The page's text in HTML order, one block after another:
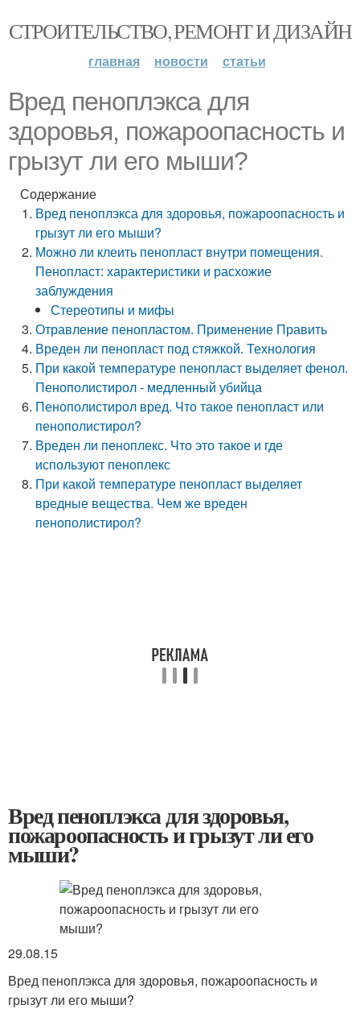
СТРОИТЕЛЬСТВО, РЕМОНТ И ДИЗАЙН
главная новости статьи
Вред пеноплэкса для
здоровья, пожароопасность и
грызут ли его мыши?
Содержание
Вред пеноплэкса для здоровья, пожароопасность и
грызут ли его мыши?
Можно ли клеить пенопласт внутри помещения.
Пенопласт: характеристики и расхожие
заблуждения
Стереотипы и мифы
Отравление пенопластом. Применение Править
Вреден ли пенопласт под стяжкой. Технология
При какой температуре пенопласт выделяет фенол.
Пенополистирол - медленный убийца
Пенополистирол вред. Что такое пенопласт или
пенополистирол?
Вреден ли пеноплекс. Что это такое и где
используют пеноплекс
При какой температуре пенопласт выделяет
вредные вещества. Чем же вреден
пенополистирол?
Вред пеноплэкса для здоровья,
пожароопасность и грызут ли его
мыши?
29.08.15
Вред пеноплэкса для здоровья, пожароопасность и
грызут ли его мыши?